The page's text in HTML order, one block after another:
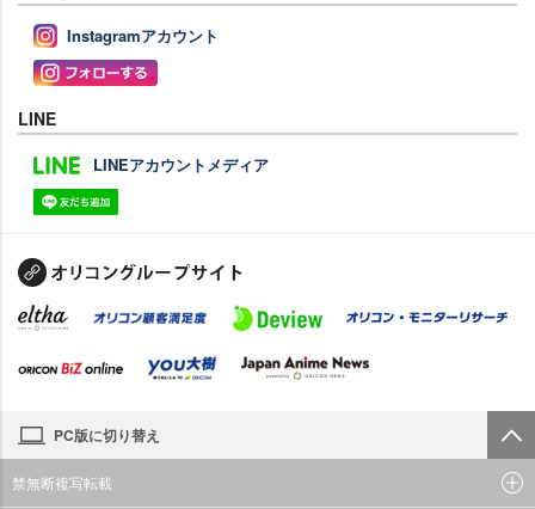
Instagramアカウント
LINE
LINEアカウントメディア
PC版に切り替え
禁無断複写転載